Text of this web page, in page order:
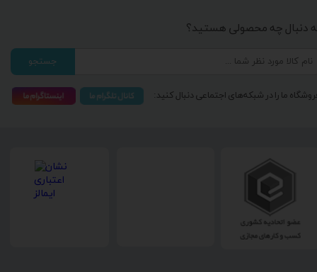
دنبال چه محصولی هستید؟
جستجو
ما را در شبکه‌های اجتماعی دنبال کنید: